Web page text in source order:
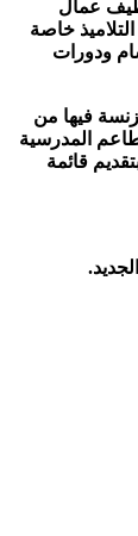
عمال
خاصة
ودورات
فيها من
المدرسية
قائمة